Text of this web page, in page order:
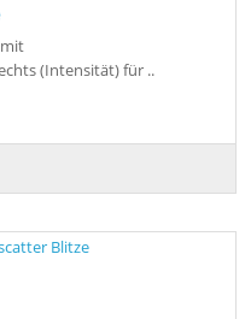
(Intensität) für ..